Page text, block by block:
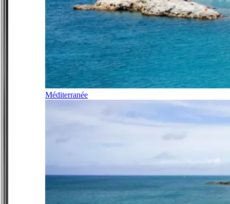
Méditerranée